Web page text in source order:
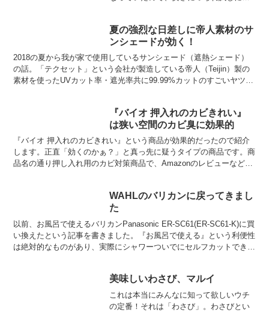
が、薄型レンズを選択すると値段が跳ね
上がりま...
夏の強烈な日差しに帝人素材のサ
ンシェードが効く！
2018の夏から我が家で使用しているサンシェード（遮熱シェード）
の話。「テクセット」という会社が製造している帝人（Teijin）製の
素材を使ったUVカット率・遮光率共に99.99%カットのすごいヤツ。
『バイオ 押入れのカビきれい』
は狭い空間のカビ臭に効果的
『バイオ 押入れのカビきれい』という商品が効果的だったので紹介
します。正直「効くのかぁ？」と真っ先に疑うタイプの商品です。商
品名の通り押し入れ用のカビ対策商品で、Amazonのレビューなどを
WAHLのバリカンに戻ってきまし
た
以前、お風呂で使えるバリカンPanasonic ER-SC61(ER-SC61-K)に買
い換えたという記事を書きました。『お風呂で使える』という利便性
は絶対的なものがあり、実際にシャワーついでにセルフカットできる
美味しいわさび、マルイ
これは本当にみんなに知って欲しいウチ
の定番！それは「わさび」。わさびとい